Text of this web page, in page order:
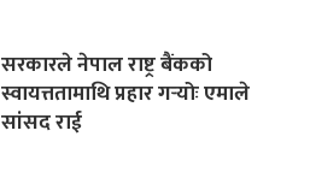
सरकारले नेपाल राष्ट्र बैंकको
स्वायत्ततामाथि प्रहार गर्‍योः एमाले
सांसद राई